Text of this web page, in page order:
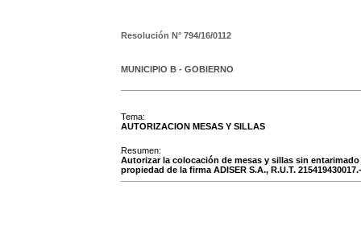
Resolución N° 794/16/0112
MUNICIPIO B - GOBIERNO
Tema:
AUTORIZACION MESAS Y SILLAS
Resumen:
Autorizar la colocación de mesas y sillas sin
propiedad de la firma ADISER S.A., R.U.T. 215419430017.-